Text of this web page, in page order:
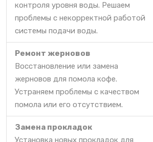
контроля уровня воды. Решаем
проблемы с некорректной работой
системы подачи воды.
Ремонт жерновов
Восстановление или замена
жерновов для помола кофе.
Устраняем проблемы с качеством
помола или его отсутствием.
Замена прокладок
Установка новых прокладок для